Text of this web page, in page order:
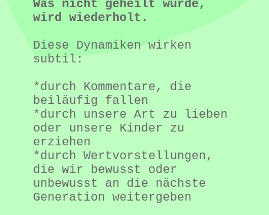
Was nicht geheilt wurde,
wird wiederholt.
Diese Dynamiken wirken
subtil:
*durch Kommentare, die
beiläufig fallen
*durch unsere Art zu lieben
oder unsere Kinder zu
erziehen
*durch Wertvorstellungen,
die wir bewusst oder
unbewusst an die nächste
Generation weitergeben